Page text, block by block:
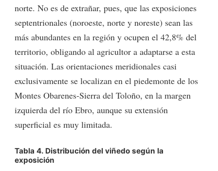
norte. No es de extrañar, pues, que las exposiciones
septentrionales (noroeste, norte y noreste) sean las
más abundantes en la región y ocupen el 42,8% del
territorio, obligando al agricultor a adaptarse a esta
situación. Las orientaciones meridionales casi
exclusivamente se localizan en el piedemonte de los
Montes Obarenes-Sierra del Toloño, en la margen
izquierda del río Ebro, aunque su extensión
superficial es muy limitada.
Tabla 4. Distribución del viñedo según la
exposición